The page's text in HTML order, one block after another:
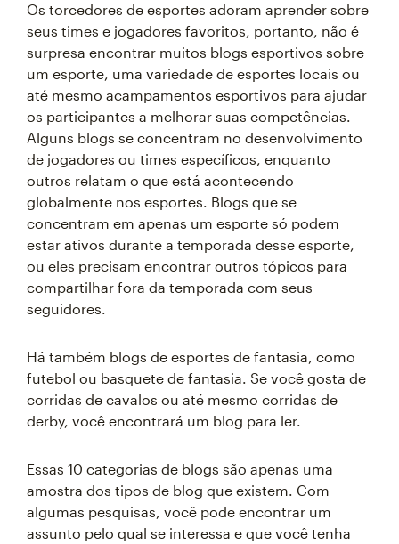
Os torcedores de esportes adoram aprender sobre
seus times e jogadores favoritos, portanto, não é
surpresa encontrar muitos blogs esportivos sobre
um esporte, uma variedade de esportes locais ou
até mesmo acampamentos esportivos para ajudar
os participantes a melhorar suas competências.
Alguns blogs se concentram no desenvolvimento
de jogadores ou times específicos, enquanto
outros relatam o que está acontecendo
globalmente nos esportes. Blogs que se
concentram em apenas um esporte só podem
estar ativos durante a temporada desse esporte,
ou eles precisam encontrar outros tópicos para
compartilhar fora da temporada com seus
seguidores.
Há também blogs de esportes de fantasia, como
futebol ou basquete de fantasia. Se você gosta de
corridas de cavalos ou até mesmo corridas de
derby, você encontrará um blog para ler.
Essas 10 categorias de blogs são apenas uma
amostra dos tipos de blog que existem. Com
algumas pesquisas, você pode encontrar um
assunto pelo qual se interessa e que você tenha